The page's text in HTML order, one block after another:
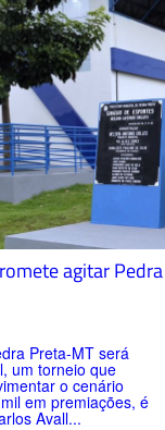
agitar Pedra
Preta-MT será
um torneio que
o cenário
em premiações, é
Avall...